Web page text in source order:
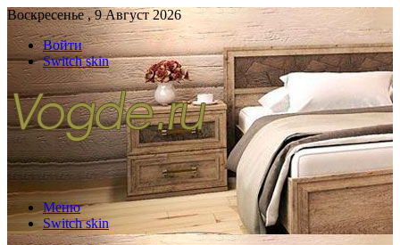
Воскресенье , 9 Август 2026
Войти
Switch skin
Меню
Switch skin